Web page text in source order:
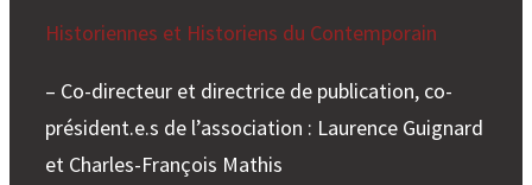
Historiennes et Historiens du Contemporain
– Co-directeur et directrice de publication, co-
président.e.s de l’association : Laurence Guignard
et Charles-François Mathis